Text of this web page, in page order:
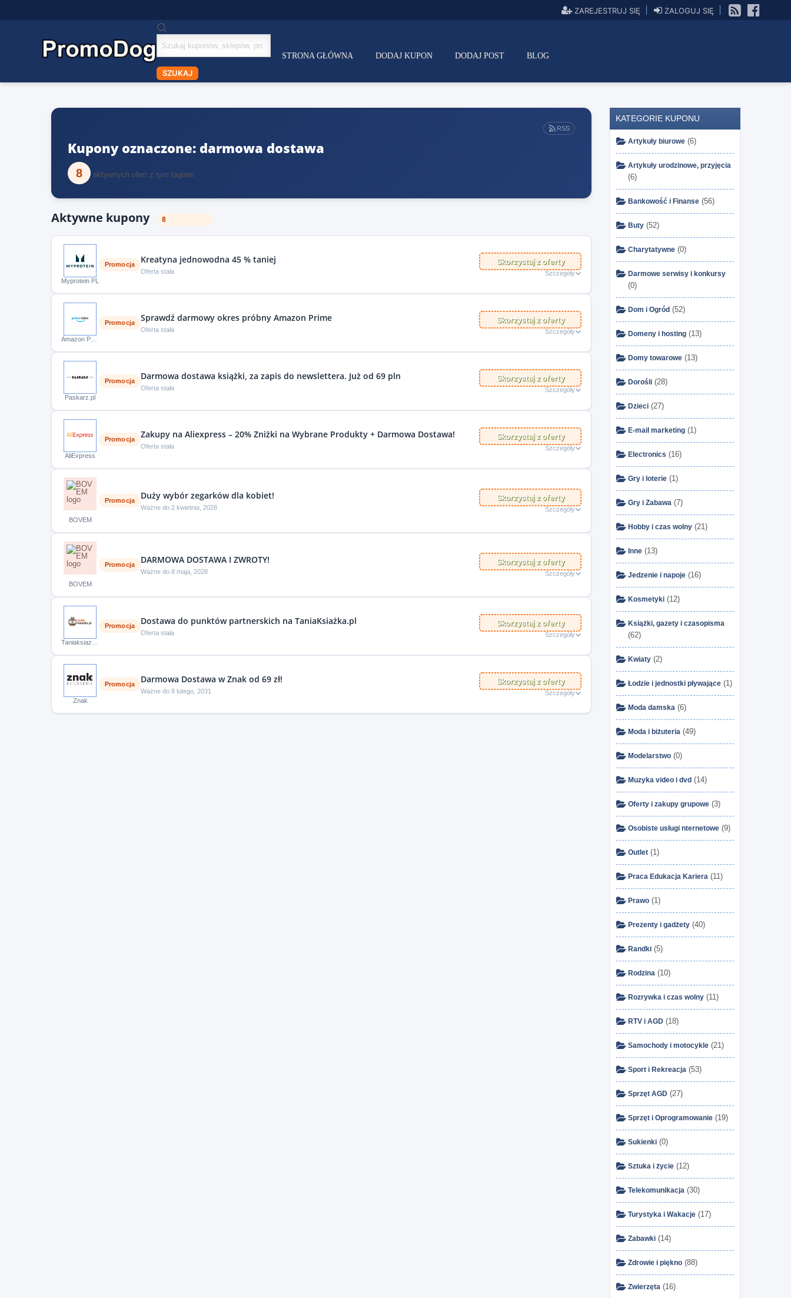
ZAREJESTRUJ SIĘ
ZALOGUJ SIĘ
Szukaj
kuponów
SZUKAJ
STRONA GŁÓWNA DODAJ KUPON DODAJ POST BLOG
RSS
Kupony oznaczone: darmowa dostawa
8 aktywnych ofert z tym tagiem
Aktywne kupony 8
Myprotein PL
Promocja Kreatyna jednowodna 45 % taniej
Oferta stała
Skorzystaj z oferty
Szczegóły
Promocja Sprawdź darmowy okres próbny Amazon Prime
Oferta stała
Skorzystaj z oferty
Szczegóły
Paskarz.pl
Promocja Darmowa dostawa książki, za zapis do newslettera. Już od 69 pln
Oferta stała
Skorzystaj z oferty
Szczegóły
AliExpress
Promocja Zakupy na Aliexpress – 20% Zniżki na Wybrane Produkty + Darmowa Dostawa!
Oferta stała
Skorzystaj z oferty
Szczegóły
BOVEM
Promocja Duży wybór zegarków dla kobiet!
Ważne do 2 kwietnia, 2028
Skorzystaj z oferty
Szczegóły
BOVEM
Promocja DARMOWA DOSTAWA I ZWROTY!
Ważne do 8 maja, 2028
Skorzystaj z oferty
Szczegóły
Promocja Dostawa do punktów partnerskich na TaniaKsiażka.pl
Oferta stała
Skorzystaj z oferty
Szczegóły
Znak
Promocja Darmowa Dostawa w Znak od 69 zł!
Ważne do 8 lutego, 2031
Skorzystaj z oferty
Szczegóły
KATEGORIE KUPONU
Artykuły biurowe (6)
Artykuły urodzinowe, przyjęcia
(6)
Bankowość i Finanse (56)
Buty (52)
Charytatywne (0)
Darmowe serwisy i konkursy
(0)
Dom i Ogród (52)
Domeny i hosting (13)
Domy towarowe (13)
Dorośli (28)
Dzieci (27)
E-mail marketing (1)
Electronics (16)
Gry i loterie (1)
Gry i Zabawa (7)
Hobby i czas wolny (21)
Inne (13)
Jedzenie i napoje (16)
Kosmetyki (12)
Książki, gazety i czasopisma
(62)
Kwiaty (2)
Łodzie i jednostki pływające (1)
Moda damska (6)
Moda i biżuteria (49)
Modelarstwo (0)
Muzyka video i dvd (14)
Oferty i zakupy grupowe (3)
Osobiste usługi nternetowe (9)
Outlet (1)
Praca Edukacja Kariera (11)
Prawo (1)
Prezenty i gadżety (40)
Randki (5)
Rodzina (10)
Rozrywka i czas wolny (11)
RTV i AGD (18)
Samochody i motocykle (21)
Sport i Rekreacja (53)
Sprzęt AGD (27)
Sprzęt i Oprogramowanie (19)
Sukienki (0)
Sztuka i życie (12)
Telekomunikacja (30)
Turystyka i Wakacje (17)
Zabawki (14)
Zdrowie i piękno (88)
Zwierzęta (16)